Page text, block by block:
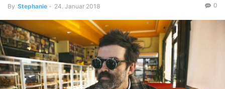
By Stephanie - 24. Januar 2018 0